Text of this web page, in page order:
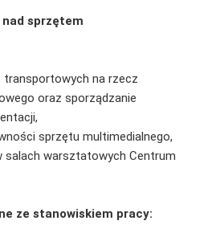
sprzętem
transportowych na rzecz
oraz sporządzanie
sprzętu multimedialnego,
salach warsztatowych Centrum
ze stanowiskiem pracy: